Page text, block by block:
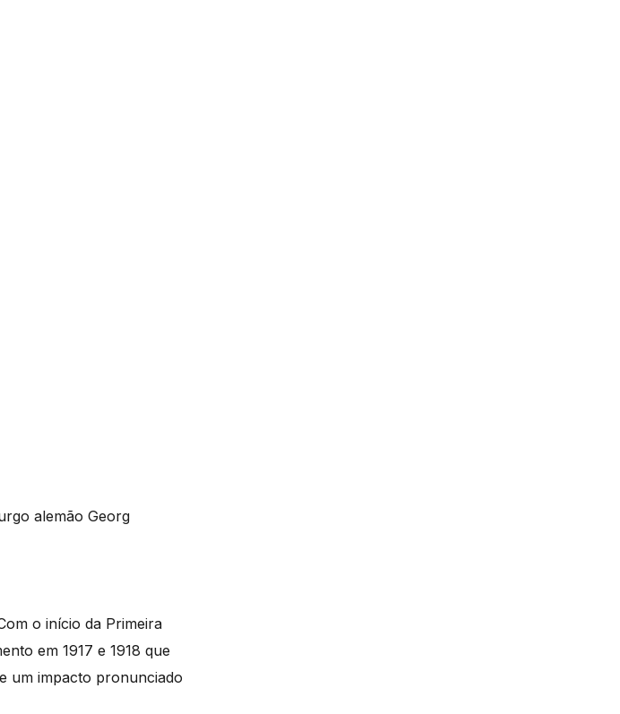
alemão Georg
o início da Primeira
em 1917 e 1918 que
um impacto pronunciado